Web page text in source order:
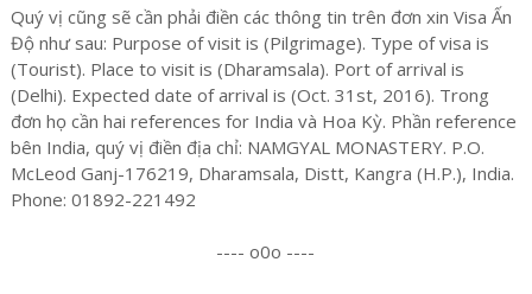
Quý vị cũng sẽ cần phải điền các thông tin trên đơn xin Visa Ấn
Độ như sau: Purpose of visit is (Pilgrimage). Type of visa is
(Tourist). Place to visit is (Dharamsala). Port of arrival is
(Delhi). Expected date of arrival is (Oct. 31st, 2016). Trong
đơn họ cần hai references for India và Hoa Kỳ. Phần reference
bên India, quý vị điền địa chỉ: NAMGYAL MONASTERY. P.O.
McLeod Ganj-176219, Dharamsala, Distt, Kangra (H.P.), India.
Phone: 01892-221492
---- o0o ----